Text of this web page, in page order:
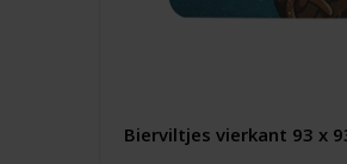
Bierviltjes vierkant 93 x